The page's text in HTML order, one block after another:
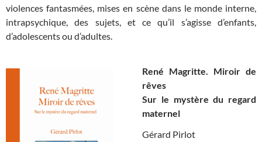
violences fantasmées, mises en scène dans le monde interne,
intrapsychique, des sujets, et ce qu’il s’agisse d’enfants,
d’adolescents ou d’adultes.
René Magritte. Miroir de
rêves
Sur le mystère du regard
maternel
Gérard Pirlot